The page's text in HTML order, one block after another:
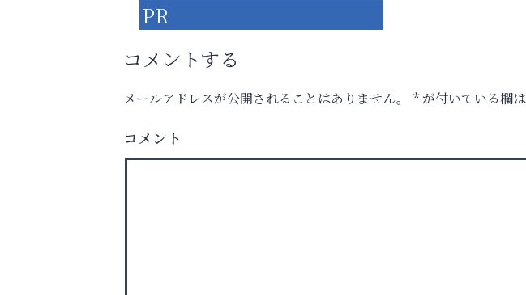
芦屋・西宮・神戸の新店舗PRやリニューアル告
そうさくてっぱん樹々
PR
コメントする
メールアドレスが公開されることはありません。 *が付いている欄
コメント